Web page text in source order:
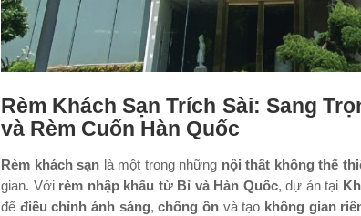
Rèm Khách Sạn Trích Sài: Sang
và Rèm Cuốn Hàn Quốc
Rèm khách sạn là một trong những nội thất không thể
gian. Với rèm nhập khẩu từ Bỉ và Hàn Quốc, dự án tại
để điều chỉnh ánh sáng,chống ồnvà tạo không gian